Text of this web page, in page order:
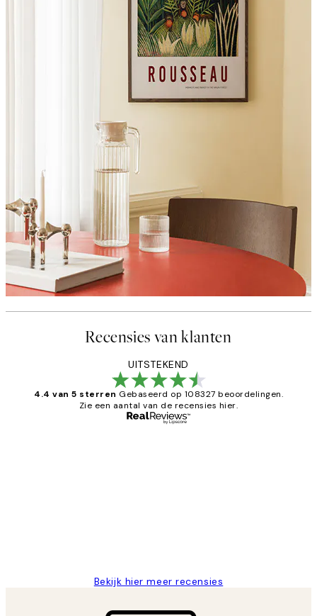
Recensies van klanten
UITSTEKEND
4.4 van 5 sterren Gebaseerd op 108327 beoordelingen.
Zie een aantal van de recensies hier.
Bekijk hier meer recensies